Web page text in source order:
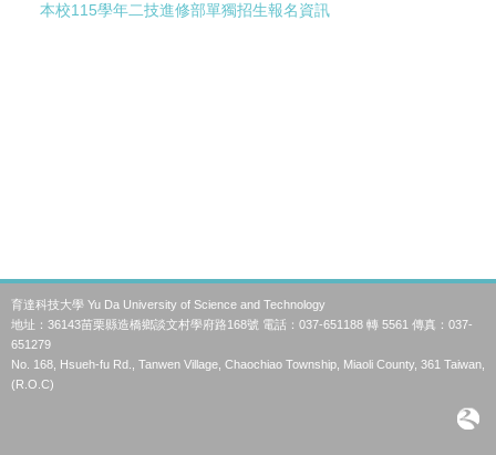
本校115學年二技進修部單獨招生報名資訊
育達科技大學 Yu Da University of Science and Technology
地址：36143苗栗縣造橋鄉談文村學府路168號 電話：037-651188 轉 5561 傳真：037-
651279
No. 168, Hsueh-fu Rd., Tanwen Village, Chaochiao Township, Miaoli County, 361 Taiwan,
(R.O.C)